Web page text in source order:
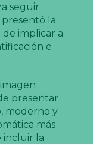
seguir
la
implicar a
e
presentar
moderno y
más
incluir la